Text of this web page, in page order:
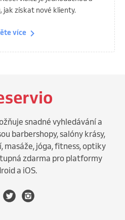
získat nové klienty.
více
snadné vyhledávání a
barbershopy, salóny krásy,
jóga, fitness, optiky
zdarma pro platformy
a iOS.